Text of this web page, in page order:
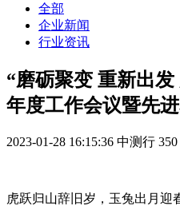
全部
企业新闻
行业资讯
“磨砺聚变 重新出发
年度工作会议暨先
2023-01-28 16:15:36 中测行 350
虎跃归山辞旧岁，玉兔出月迎